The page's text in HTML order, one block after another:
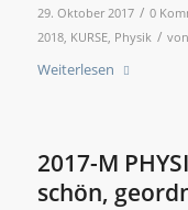
29. Oktober 2017 / 0
2018, KURSE, Physik / von
Weiterlesen
2017-M
schön,